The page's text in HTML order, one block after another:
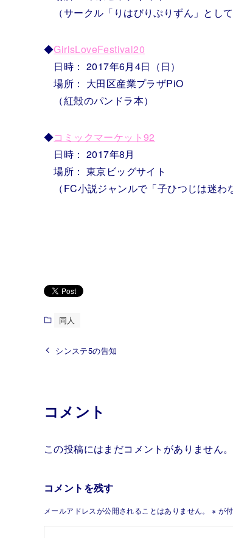
（サークル「りはびりぷりずん」とし
◆GirlsLoveFestival20
日時： 2017年6月4日（日）
場所： 大田区産業プラザPiO
（紅殻のパンドラ本）
◆コミックマーケット92
日時： 2017年8月
場所： 東京ビッグサイト
（FC小説ジャンルで「子ひつじは迷わ
同人
シンステ5の告知
コメント
この投稿にはまだコメントがありません。
コメントを残す
メールアドレスが公開されることはありません。 ※ が